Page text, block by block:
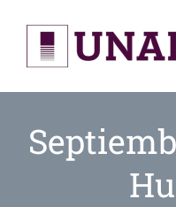
content